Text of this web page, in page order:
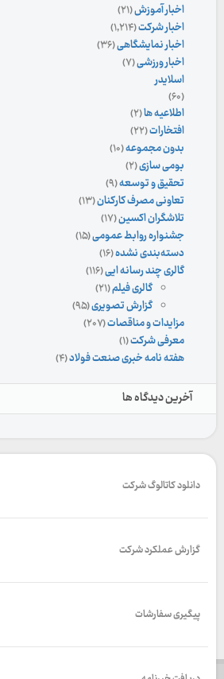
اخبار آموزش(۲۱)
اخبار شرکت(۱,۲۱۴)
اخبار نمایشگاهی(۳۶)
اخبار ورزشی(۷)
اسلایدر
(۶۰)
اطلاعیه ها(۲)
افتخارات(۲۲)
بدون مجموعه(۱۰)
بومی سازی(۲)
تحقیق و توسعه(۹)
تعاونی مصرف کارکنان(۱۳)
تلاشگران اکسین(۱۷)
جشنواره روابط عمومی(۱۵)
دسته‌بندی نشده(۱۶)
گالری چند رسانه ایی(۱۱۶)
گالری فیلم(۲۱)
گزارش تصویری(۹۵)
مزایدات و مناقصات(۲۰۷)
معرفی شرکت(۱)
هفته نامه خبری صنعت فولاد(۴)
آخرین دیدگاه ها
دانلود کاتالوگ شرکت
گزارش عملکرد شرکت
پیگیری سفارشات